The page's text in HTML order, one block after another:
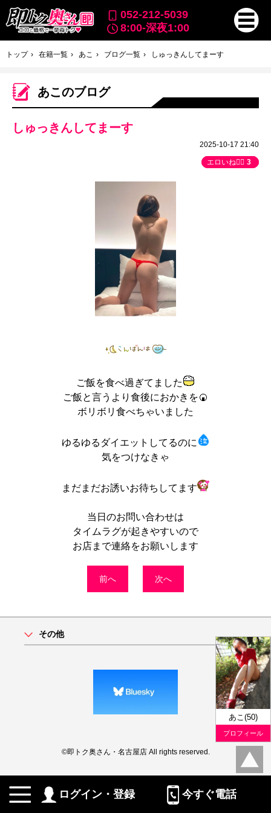
052-212-5039
8:00-深夜1:00
トップ 在籍一覧 あこ ブログ一覧 しゅっきんしてまーす
あこのブログ
あこ(50)
プロフィール
しゅっきんしてまーす
2025-10-17 21:40
エロいね👍🏻 3
ご飯を食べ過ぎてました
ご飯と言うより食後におかきを🍘
ボリボリ食べちゃいました
ゆるゆるダイエットしてるのに
気をつけなきゃ
まだまだお誘いお待ちしてます
当日のお問い合わせは
タイムラグが起きやすいので
お店まで連絡をお願いします
前へ 次へ
その他
©即トク奥さん・名古屋店 All rights reserved.
ログイン・登録 今すぐ電話